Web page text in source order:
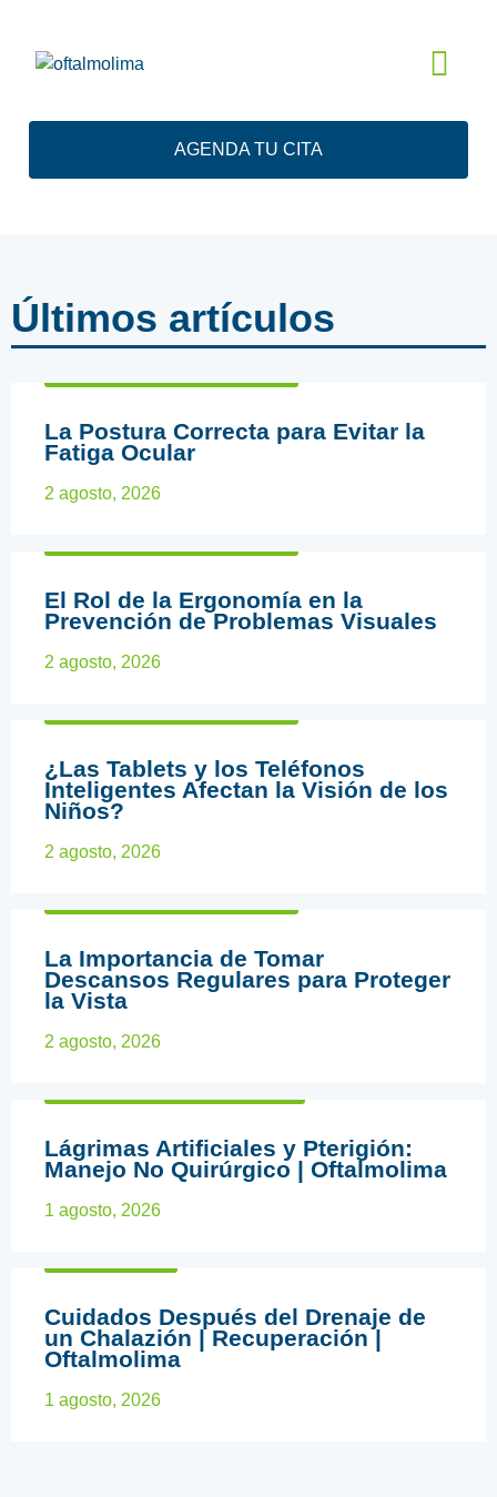
AGENDA TU CITA
Últimos artículos
La Postura Correcta para Evitar la
Fatiga Ocular
2 agosto, 2026
El Rol de la Ergonomía en la
Prevención de Problemas Visuales
2 agosto, 2026
¿Las Tablets y los Teléfonos
Inteligentes Afectan la Visión de los
Niños?
2 agosto, 2026
La Importancia de Tomar
Descansos Regulares para Proteger
la Vista
2 agosto, 2026
Lágrimas Artificiales y Pterigión:
Manejo No Quirúrgico | Oftalmolima
1 agosto, 2026
Cuidados Después del Drenaje de
un Chalazión | Recuperación |
Oftalmolima
1 agosto, 2026